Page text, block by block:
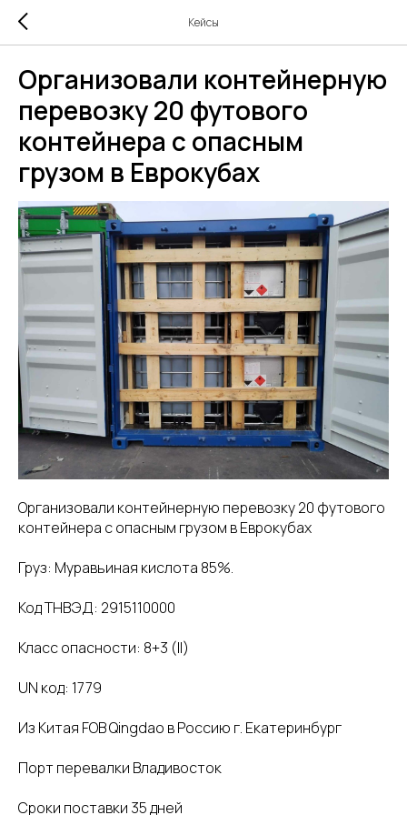
Кейсы
Организовали контейнерную
перевозку 20 футового
контейнера с опасным
грузом в Еврокубах
Организовали контейнерную перевозку 20 футового
контейнера с опасным грузом в Еврокубах
Груз: Муравьиная кислота 85%.
Код ТНВЭД: 2915110000
Класс опасности: 8+3 (II)
UN код: 1779
Из Китая FOB Qingdao в Россию г. Екатеринбург
Порт перевалки Владивосток
Сроки поставки 35 дней